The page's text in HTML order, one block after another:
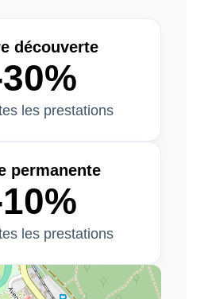
découverte
les prestations
permanente
les prestations